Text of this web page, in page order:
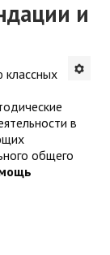
и
в
общего